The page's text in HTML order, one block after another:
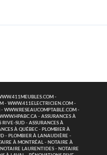
-
- WWW.411ELECTRICIEN.COM -
- WWW.RESEAUCOMPTABLE.COM -
WWW.HPABC.CA - ASSURANCES À
RIVE-SUD - ASSURANCES À
À QUÉBEC - PLOMBIER À
- PLOMBIER À LANAUDIÈRE -
À MONTRÉAL - NOTAIRE À
NOTAIRE LAURENTIDES- NOTAIRE